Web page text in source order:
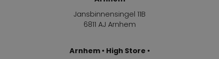
Jansbinnensingel 11B
6811 AJ Arnhem
Arnhem • High Store •